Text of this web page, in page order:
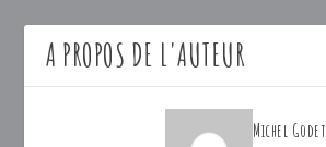
A PROPOS DE L'AUTEUR
Michel Godet